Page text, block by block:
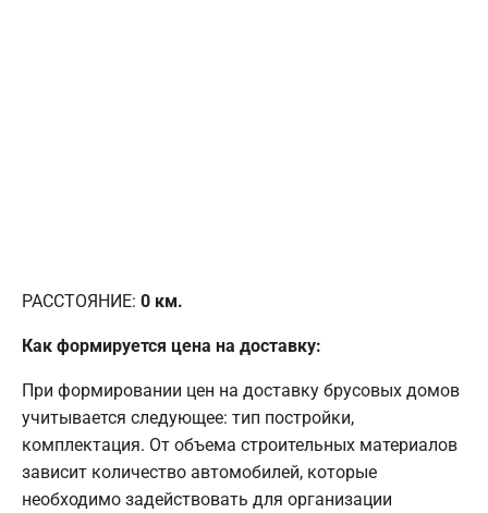
РАССТОЯНИЕ: 0 км.
Как формируется цена на доставку:
При формировании цен на доставку брусовых домов
учитывается следующее: тип постройки,
комплектация. От объема строительных материалов
зависит количество автомобилей, которые
необходимо задействовать для организации